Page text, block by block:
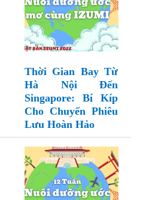
Thời Gian Bay Từ
Hà Nội Đến
Singapore: Bí Kíp
Cho Chuyến Phiêu
Lưu Hoàn Hảo